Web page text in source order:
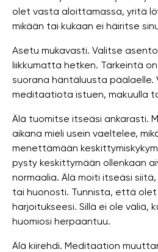
olet vasta aloittamassa, yritä
mikään tai kukaan ei häiritse
Asetu mukavasti. Valitse
liikkumatta hetken. Tärkeintä
suorana häntäluusta päälaelle.
meditaatiota istuen, makuulla
Älä tuomitse itseäsi ankarasti.
aikana mieli usein vaeltelee,
menettämään
pysty keskittymään ollenkaan
normaalia. Älä moiti itseäsi
tai huonosti. Tunnista, että
harjoitukseesi. Sillä ei ole väliä,
huomiosi herpaantuu.
Älä kiirehdi. Meditaation